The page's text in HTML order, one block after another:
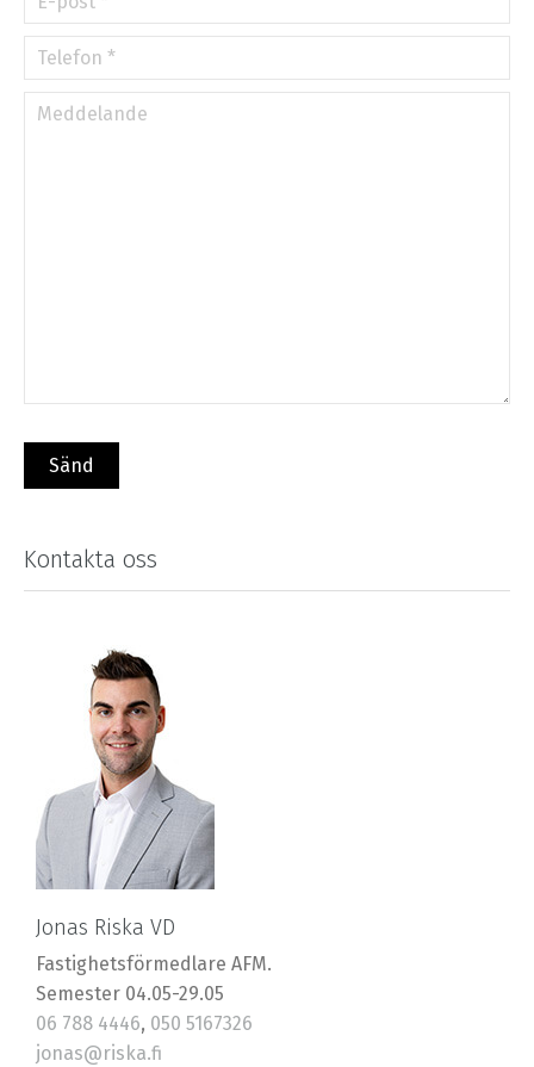
Kontakta oss
Jonas Riska VD
Fastighetsförmedlare AFM.
Semester 04.05-29.05
06 788 4446, 050 5167326
jonas@riska.fi